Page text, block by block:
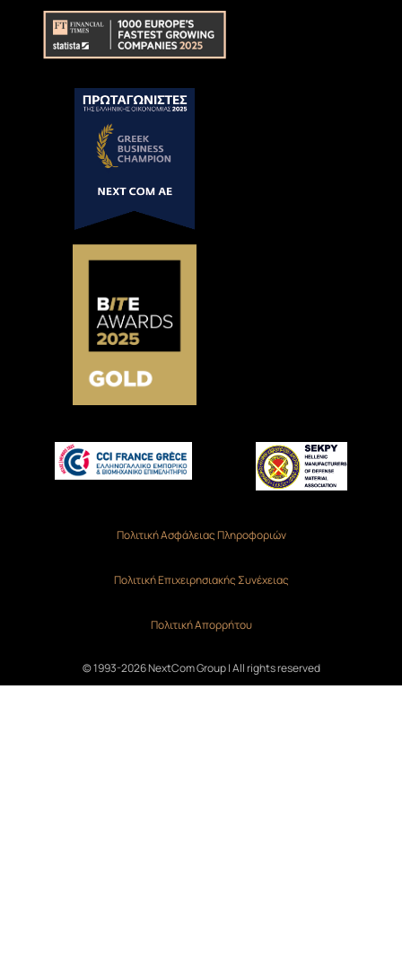
Πολιτική Ασφάλειας Πληροφοριών
Πολιτική Επιχειρησιακής Συνέχειας
Πολιτική Απορρήτου
© 1993-2026 NextCom Group | All rights reserved